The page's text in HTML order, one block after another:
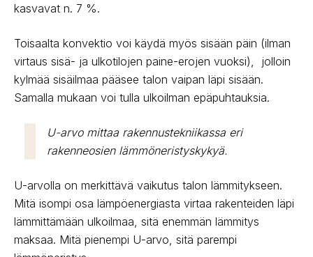
kasvavat n. 7 %.
Toisaalta konvektio voi käydä myös sisään päin (ilman
virtaus sisä- ja ulkotilojen paine-erojen vuoksi), jolloin
kylmää sisäilmaa pääsee talon vaipan läpi sisään.
Samalla mukaan voi tulla ulkoilman epäpuhtauksia.
U-arvo mittaa rakennustekniikassa eri
rakenneosien lämmöneristyskykyä.
U-arvolla on merkittävä vaikutus talon lämmitykseen.
Mitä isompi osa lämpöenergiasta virtaa rakenteiden läpi
lämmittämään ulkoilmaa, sitä enemmän lämmitys
maksaa. Mitä pienempi U-arvo, sitä parempi